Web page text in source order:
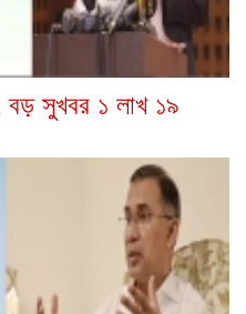
বড় সুখবর ১ লাখ ১৯